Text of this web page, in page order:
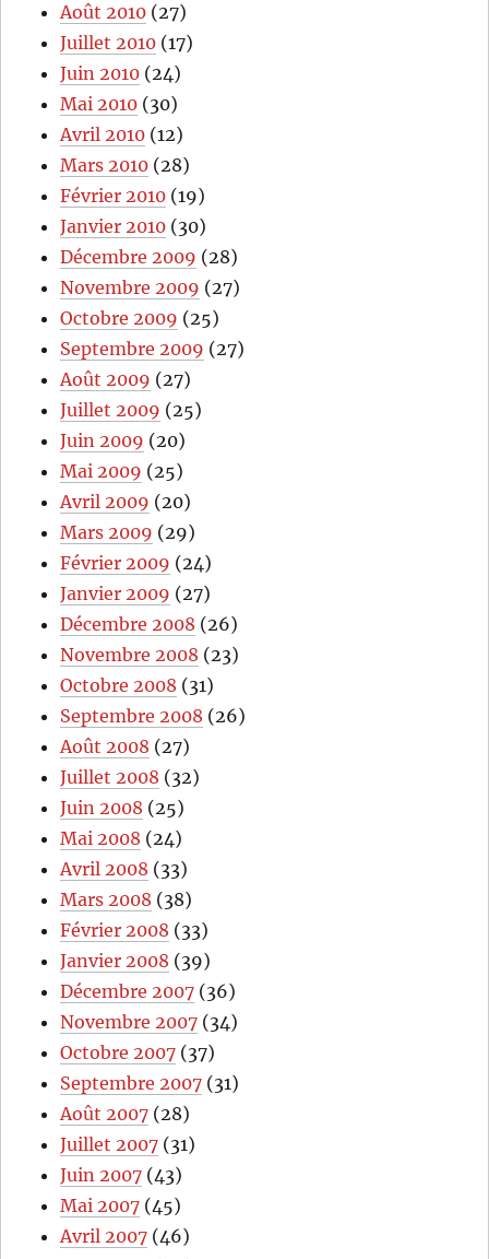
Août 2010 (27)
Juillet 2010 (17)
Juin 2010 (24)
Mai 2010 (30)
Avril 2010 (12)
Mars 2010 (28)
Février 2010 (19)
Janvier 2010 (30)
Décembre 2009 (28)
Novembre 2009 (27)
Octobre 2009 (25)
Septembre 2009 (27)
Août 2009 (27)
Juillet 2009 (25)
Juin 2009 (20)
Mai 2009 (25)
Avril 2009 (20)
Mars 2009 (29)
Février 2009 (24)
Janvier 2009 (27)
Décembre 2008 (26)
Novembre 2008 (23)
Octobre 2008 (31)
Septembre 2008 (26)
Août 2008 (27)
Juillet 2008 (32)
Juin 2008 (25)
Mai 2008 (24)
Avril 2008 (33)
Mars 2008 (38)
Février 2008 (33)
Janvier 2008 (39)
Décembre 2007 (36)
Novembre 2007 (34)
Octobre 2007 (37)
Septembre 2007 (31)
Août 2007 (28)
Juillet 2007 (31)
Juin 2007 (43)
Mai 2007 (45)
Avril 2007 (46)